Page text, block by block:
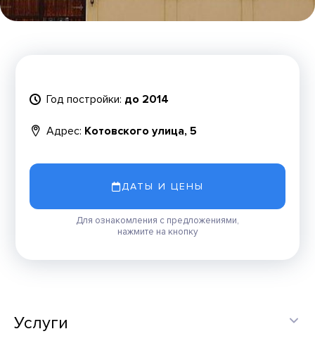
Год постройки: до 2014
Адрес: Котовского улица, 5
ДАТЫ И ЦЕНЫ
Для ознакомления с предложениями,
нажмите на кнопку
Услуги